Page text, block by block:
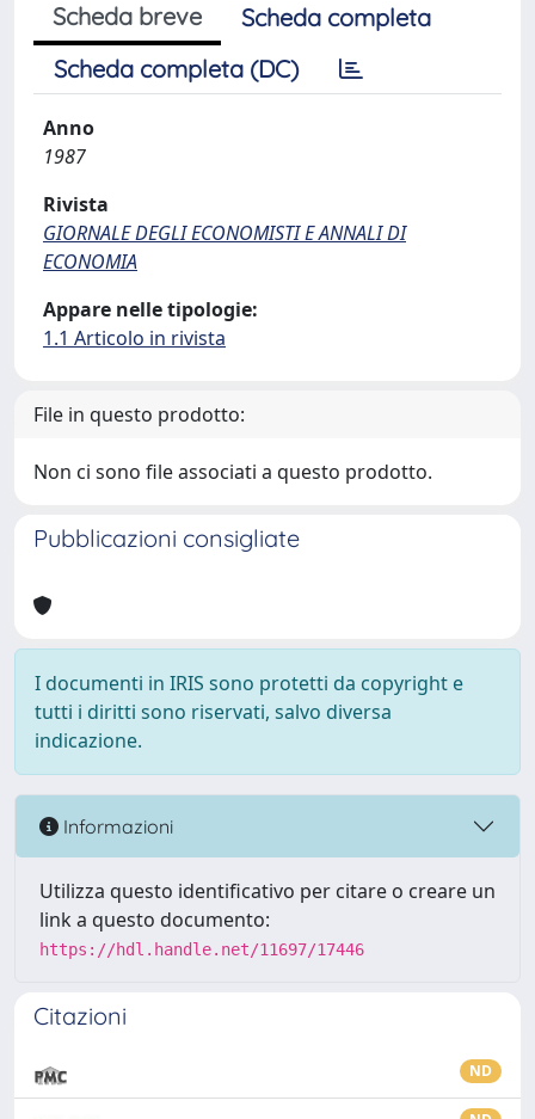
Scheda breve
Scheda completa
Scheda completa (DC)
Anno
1987
Rivista
GIORNALE DEGLI ECONOMISTI E ANNALI DI
ECONOMIA
Appare nelle tipologie:
1.1 Articolo in rivista
File in questo prodotto:
Non ci sono file associati a questo prodotto.
Pubblicazioni consigliate
I documenti in IRIS sono protetti da copyright e
tutti i diritti sono riservati, salvo diversa
indicazione.
Informazioni
Utilizza questo identificativo per citare o creare un
link a questo documento:
https://hdl.handle.net/11697/17446
Citazioni
ND